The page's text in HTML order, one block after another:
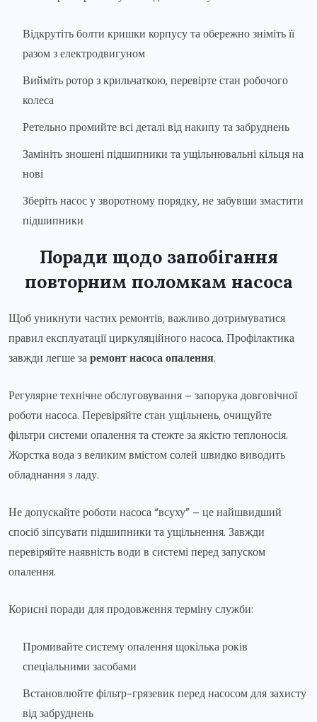
Відкрутіть болти кришки корпусу та обережно зніміть її
разом з електродвигуном
Вийміть ротор з крильчаткою, перевірте стан робочого
колеса
Ретельно промийте всі деталі від накипу та забруднень
Замініть зношені підшипники та ущільнювальні кільця на
нові
Зберіть насос у зворотному порядку, не забувши змастити
підшипники
Поради щодо запобігання
повторним поломкам насоса
Щоб уникнути частих ремонтів, важливо дотримуватися
правил експлуатації циркуляційного насоса. Профілактика
завжди легше заремонт насоса опалення.
Регулярне технічне обслуговування – запорука довговічної
роботи насоса. Перевіряйте стан ущільнень, очищуйте
фільтри системи опалення та стежте за якістю теплоносія.
Жорстка вода з великим вмістом солей швидко виводить
обладнання з ладу.
Не допускайте роботи насоса “всуху” – це найшвидший
спосіб зіпсувати підшипники та ущільнення. Завжди
перевіряйте наявність води в системі перед запуском
опалення.
Корисні поради для продовження терміну служби:
Промивайте систему опалення щокілька років
спеціальними засобами
Встановлюйте фільтр-грязевик перед насосом для захисту
від забруднень